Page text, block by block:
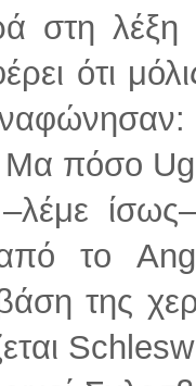
στη λέξη
ότι
πόσο
το
της